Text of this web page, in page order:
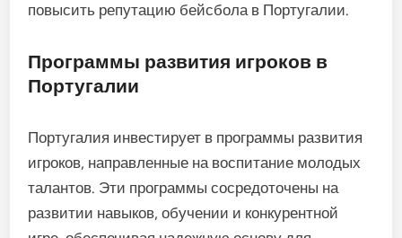
повысить репутацию бейсбола в Португалии.
Программы развития игроков в
Португалии
Португалия инвестирует в программы развития
игроков, направленные на воспитание молодых
талантов. Эти программы сосредоточены на
развитии навыков, обучении и конкурентной